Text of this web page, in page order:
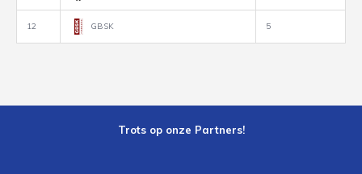
12 GBSK 5
Trots op onze Partners!